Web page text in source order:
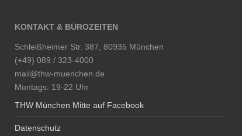
KONTAKT & BÜROZEITEN
Schleißheimer Str. 387, 80935 München
(+49) 089 / 323-4000
mail@thw-muenchen.de
Montags: 19-22 Uhr
THW München Mitte auf Facebook
Datenschutz